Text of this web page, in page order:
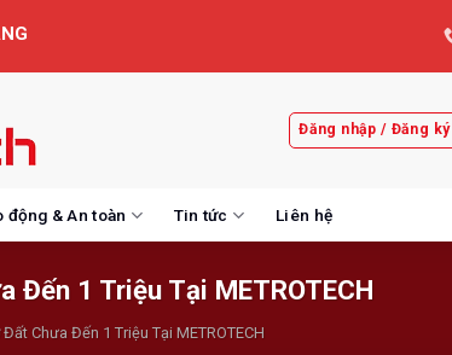
Đăng nhập / Đăng ký
động & An toàn Tin tức Liên hệ
Đến 1 Triệu Tại METROTECH
Chưa Đến 1 Triệu Tại METROTECH